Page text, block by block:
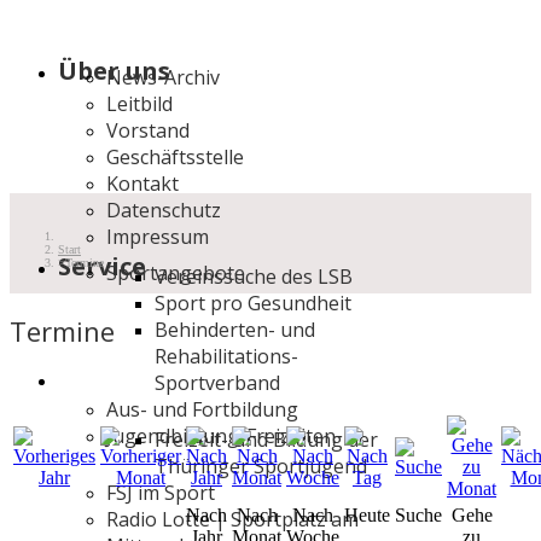
Über uns
News-Archiv
Leitbild
Vorstand
Geschäftsstelle
Kontakt
Datenschutz
Impressum
ServiceSportangebote
Vereinssuche des LSB
Sport pro Gesundheit
Behinderten- und
Rehabilitations-
Sportverband
Aus- und Fortbildung
Jugendbildung/Freizeiten
Freizeit- und Bildung der
Thüringer Sportjugend
FSJ im Sport
Radio Lotte | Sportplatz am
Start
Termine
Termine
Nach
Jahr
Nach
Monat
Nach
Woche
Heute Suche Gehe
zu